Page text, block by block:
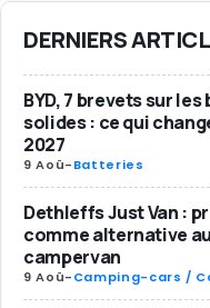
DERNIERS
BYD, 7 brevets sur
solides : ce qui
2027
9 Aoû-Batteries
Dethleffs Just Van :
comme alternative au
campervan
9 Aoû-Camping-cars /